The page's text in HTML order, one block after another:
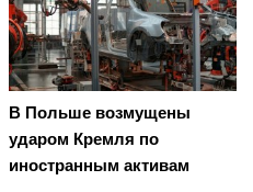
В Польше возмущены
ударом Кремля по
иностранным активам